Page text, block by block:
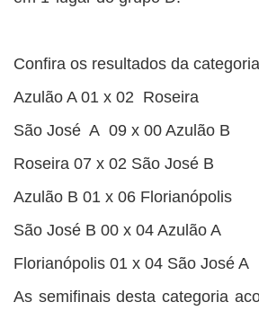
Confira os resultados da
Azulão A 01 x 02 Roseira
São José A 09 x 00 Azulão B
Roseira 07 x 02 São José B
Azulão B 01 x 06 Florianópolis
São José B 00 x 04 Azulão A
Florianópolis 01 x 04 São José A
As semifinais desta categoria